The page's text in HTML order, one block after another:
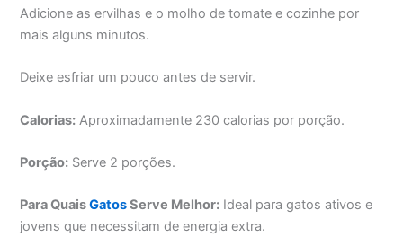
Adicione as ervilhas e o molho de tomate e cozinhe por
mais alguns minutos.
Deixe esfriar um pouco antes de servir.
Calorias: Aproximadamente 230 calorias por porção.
Porção: Serve 2 porções.
Para QuaisGatosServe Melhor: Ideal para gatos ativos e
jovens que necessitam de energia extra.